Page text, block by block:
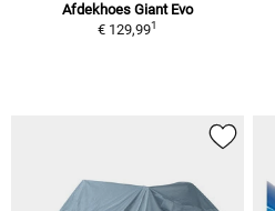
Afdekhoes Giant Evo
€ 129,991